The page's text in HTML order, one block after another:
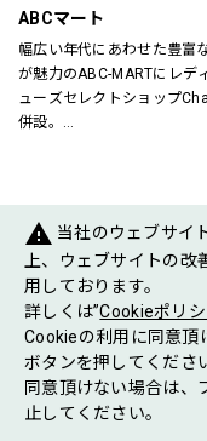
ショップ
案内
フロア
マップ
ご年配の方からお子様まで
プです。
Victoria Golf／029-868-
ABCマート
幅広い年代にあわせた豊富
が魅力のABC-MARTにレデ
ューズセレクトショップ
併設。
warning 当社のウェブサイ
上、ウェブサイトの
用しております。
詳しくは”Cookieポリ
Cookieの利用に同意頂
ボタンを押してくださ
同意頂けない場合は、
止してください。